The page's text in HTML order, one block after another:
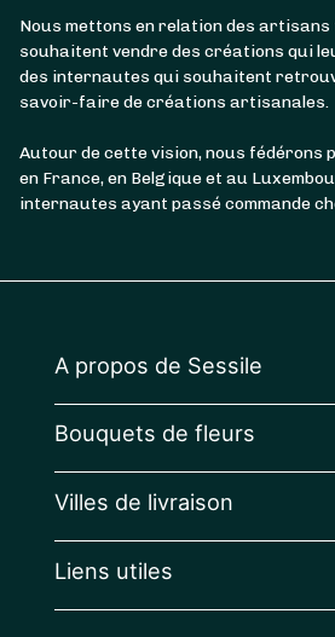
Nous mettons en relation des
souhaitent vendre des créations qui
des internautes qui souhaitent
savoir-faire de créations artisanales.
Autour de cette vision, nous fédérons
en France, en Belgique et au
internautes ayant passé commande
A propos de Sessile
Bouquets de fleurs
Villes de livraison
Liens utiles